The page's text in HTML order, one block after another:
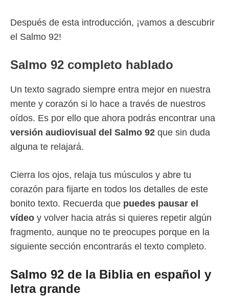
Después de esta introducción, ¡vamos a descubrir
el Salmo 92!
Salmo 92 completo hablado
Un texto sagrado siempre entra mejor en nuestra
mente y corazón si lo hace a través de nuestros
oídos. Es por ello que ahora podrás encontrar una
versión audiovisual del Salmo 92 que sin duda
alguna te relajará.
Cierra los ojos, relaja tus músculos y abre tu
corazón para fijarte en todos los detalles de este
bonito texto. Recuerda que puedes pausar el
vídeo y volver hacia atrás si quieres repetir algún
fragmento, aunque no te preocupes porque en la
siguiente sección encontrarás el texto completo.
Salmo 92 de la Biblia en español y
letra grande